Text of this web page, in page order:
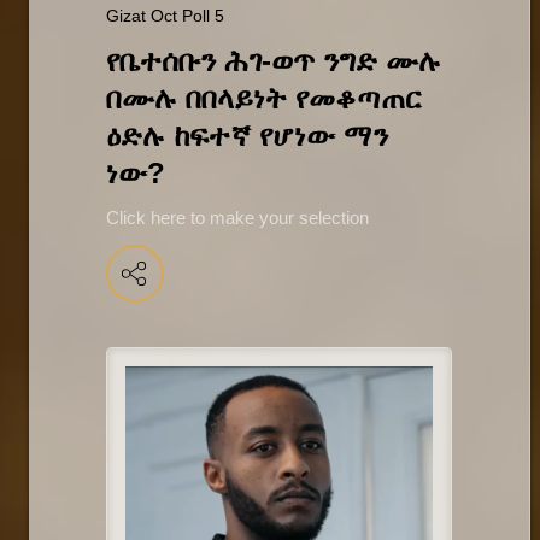
Gizat Oct Poll 5
የቤተሰቡን ሕገ-ወጥ ንግድ ሙሉ
በሙሉ በበላይነት የመቆጣጠር
ዕድሉ ከፍተኛ የሆነው ማን
ነው?
Click here to make your selection